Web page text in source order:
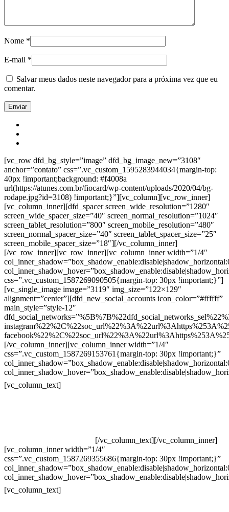
Nome *
E-mail *
Salvar meus dados neste navegador para a próxima vez que eu
comentar.
[vc_row dfd_bg_style=”image” dfd_bg_image_new=”3108″
anchor=”contato” css=”.vc_custom_1595283944034{margin-top:
40px !important;background: #f4008a
url(https://atunes.com.br/fiocard/wp-content/uploads/2020/04/bg-
rodape.jpg?id=3108) !important;}”][vc_column][vc_row_inner]
[vc_column_inner][dfd_spacer screen_wide_resolution=”1280″
screen_wide_spacer_size=”40″ screen_normal_resolution=”1024″
screen_tablet_resolution=”800″ screen_mobile_resolution=”480″
screen_normal_spacer_size=”40″ screen_tablet_spacer_size=”25″
screen_mobile_spacer_size=”18″][/vc_column_inner]
[/vc_row_inner][vc_row_inner][vc_column_inner width=”1/4″
css=”.vc_custom_1587269090505{margin-top: 30px !important;}”]
[vc_single_image image=”3119″ img_size=”122×129″
alignment=”center”][dfd_new_social_accounts icon_color=”#ffffff”
main_style=”style-12″
[/vc_column_inner][vc_column_inner width=”1/4″
css=”.vc_custom_1587269153761{margin-top: 30px !important;}”
[vc_column_text]
[/vc_column_text][/vc_column_inner]
[vc_column_inner width=”1/4″
css=”.vc_custom_1587269355686{margin-top: 30px !important;}”
[vc_column_text]